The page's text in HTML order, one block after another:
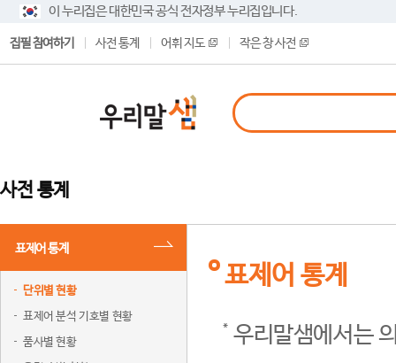
이 누리집은 대한민국 공식 전자정부 누리집입니다.
집필 참여하기 사전 통계 어휘 지도 작은 창 사전
사전 통계
표제어 통계
단위별 현황
표제어 분석 기호별 현황
품사별 현황
표제어 통계
우리말샘에서는